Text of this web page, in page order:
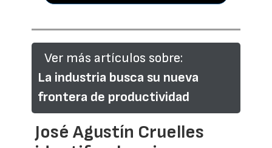
Ver más artículos sobre:
La industria busca su nueva
frontera de productividad
José Agustín Cruelles